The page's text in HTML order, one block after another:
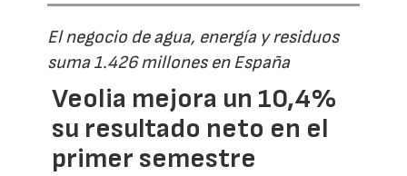
El negocio de agua, energía y residuos
suma 1.426 millones en España
Veolia mejora un 10,4%
su resultado neto en el
primer semestre